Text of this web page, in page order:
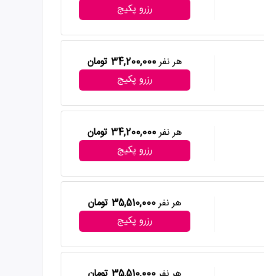
رزرو پکیج
هر نفر34,200,000 تومان
رزرو پکیج
هر نفر34,200,000 تومان
رزرو پکیج
هر نفر35,510,000 تومان
رزرو پکیج